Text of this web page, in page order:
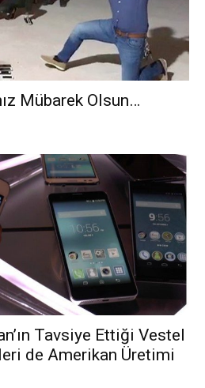
Mübarek Olsun…
Tavsiye Ettiği Vestel
de Amerikan Üretimi